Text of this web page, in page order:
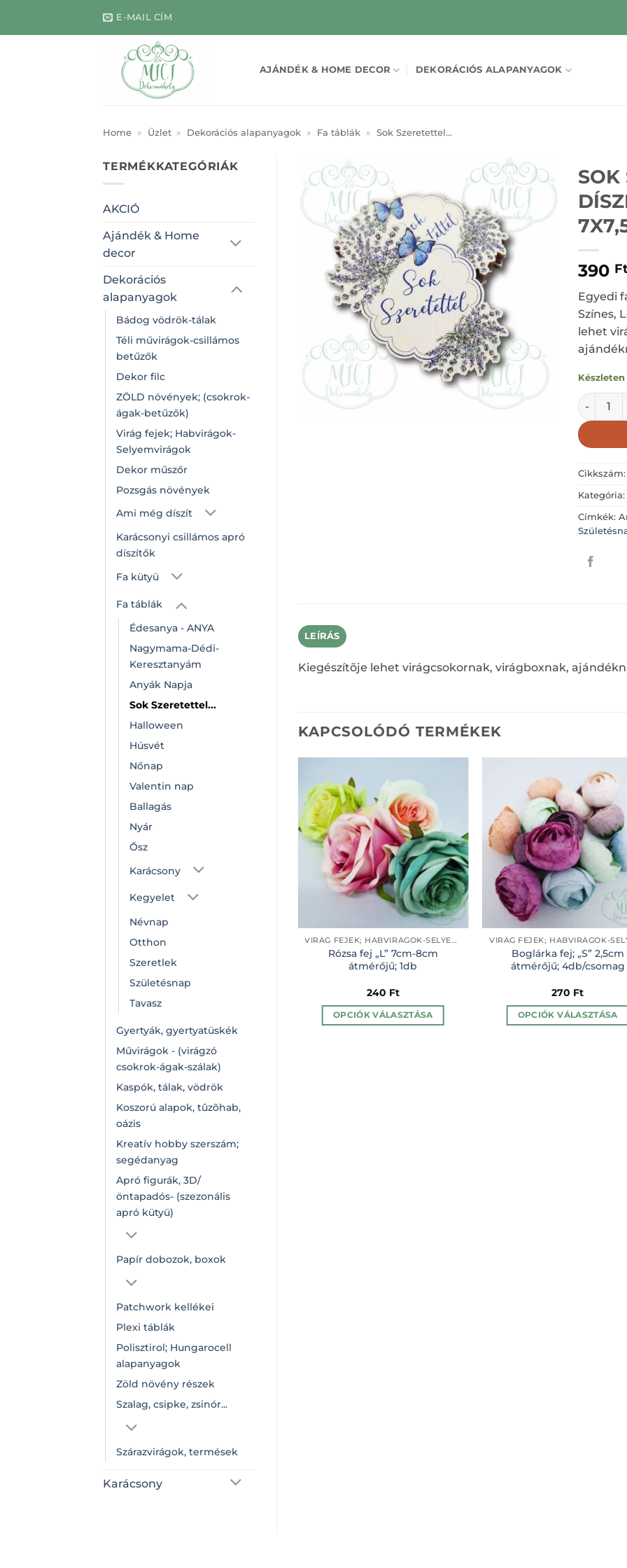
E-MAIL CÍM
AJÁNDÉK & HOME DECOR DEKORÁCIÓS ALAPANYAGOK
Home » Üzlet » Dekorációs alapanyagok » Fa táblák » Sok Szeretettel...
TERMÉKKATEGÓRIÁK
AKCIÓ
Ajándék & Home
decor
Dekorációs
alapanyagok
Bádog vödrök-tálak
Téli művirágok-csillámos
betűzők
Dekor filc
ZÖLD növények; (csokrok-
ágak-betűzők)
Virág fejek; Habvirágok-
Selyemvirágok
Dekor műszőr
Pozsgás növények
Ami még díszít
Karácsonyi csillámos apró
díszítők
Fa kütyü
Fa táblák
Édesanya - ANYA
Nagymama-Dédi-
Keresztanyám
Anyák Napja
Sok Szeretettel...
Halloween
Húsvét
Nőnap
Valentin nap
Ballagás
Nyár
Ősz
Karácsony
Kegyelet
Névnap
Otthon
Szeretlek
Születésnap
Tavasz
Gyertyák, gyertyatüskék
Művirágok - (virágzó
csokrok-ágak-szálak)
Kaspók, tálak, vödrök
Koszorú alapok, tûzõhab,
oázis
Kreatív hobby szerszám;
segédanyag
Apró figurák, 3D/
öntapadós- (szezonális
apró kütyü)
Papír dobozok, boxok
Patchwork kellékei
Plexi táblák
Polisztirol; Hungarocell
alapanyagok
Zöld növény részek
Szalag, csipke, zsinór...
Szárazvirágok, termések
Karácsony
SOK
390
Egyedi
Színes,
lehet
Készleten
SOK
Cikkszám:
Címkék:
LEÍRÁS
Kiegészítõje lehet virágcsokornak, virágboxnak,
KAPCSOLÓDÓ TERMÉKEK
VIRÁG FEJEK; HABVIRÁGOK-SELYEMVIRÁGOK
Rózsa fej „L” 7cm-8cm
átmérőjű; 1db
240 Ft
OPCIÓK VÁLASZTÁSA
Boglárka fej; „S” 2,5cm
átmérőjű; 4db/csomag
270 Ft
OPCIÓK VÁLASZTÁSA